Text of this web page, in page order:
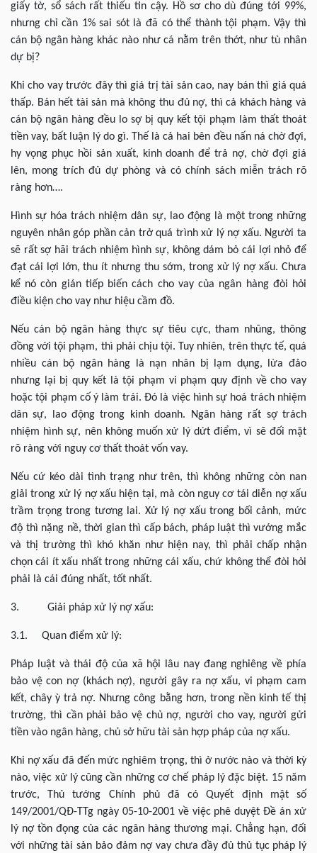
giấy tờ, sổ sách rất thiếu tin cậy. Hồ sơ cho dù đúng tới 99%,
nhưng chỉ cần 1% sai sót là đã có thể thành tội phạm. Vậy thì
cán bộ ngân hàng khác nào như cá nằm trên thớt, như tù nhân
dự bị?
Khi cho vay trước đây thì giá trị tài sản cao, nay bán thì giá quá
thấp. Bán hết tài sản mà không thu đủ nợ, thì cả khách hàng và
cán bộ ngân hàng đều lo sợ bị quy kết tội phạm làm thất thoát
tiền vay, bất luận lý do gì. Thế là cả hai bên đều nấn ná chờ đợi,
hy vọng phục hồi sản xuất, kinh doanh để trả nợ, chờ đợi giá
lên, mong trích đủ dự phòng và có chính sách miễn trách rõ
ràng hơn….
Hình sự hóa trách nhiệm dân sự, lao động là một trong những
nguyên nhân góp phần cản trở quá trình xử lý nợ xấu. Người ta
sẽ rất sợ hãi trách nhiệm hình sự, không dám bỏ cái lợi nhỏ để
đạt cái lợi lớn, thu ít nhưng thu sớm, trong xử lý nợ xấu. Chưa
kể nó còn gián tiếp biến cách cho vay của ngân hàng đòi hỏi
điều kiện cho vay như hiệu cầm đồ.
Nếu cán bộ ngân hàng thực sự tiêu cực, tham nhũng, thông
đồng với tội phạm, thì phải chịu tội. Tuy nhiên, trên thực tế, quá
nhiều cán bộ ngân hàng là nạn nhân bị lạm dụng, lừa đảo
nhưng lại bị quy kết là tội phạm vi phạm quy định về cho vay
hoặc tội phạm cố ý làm trái. Đó là việc hình sự hoá trách nhiệm
dân sự, lao động trong kinh doanh. Ngân hàng rất sợ trách
nhiệm hình sự, nên không muốn xử lý dứt điểm, vì sẽ đối mặt
rõ ràng với nguy cơ thất thoát vốn vay.
Nếu cứ kéo dài tình trạng như trên, thì không những còn nan
giải trong xử lý nợ xấu hiện tại, mà còn nguy cơ tái diễn nợ xấu
trầm trọng trong tương lai. Xử lý nợ xấu trong bối cảnh, mức
độ thì nặng nề, thời gian thì cấp bách, pháp luật thì vướng mắc
và thị trường thì khó khăn như hiện nay, thì phải chấp nhận
chọn cái ít xấu nhất trong những cái xấu, chứ không thể đòi hỏi
phải là cái đúng nhất, tốt nhất.
3. Giải pháp xử lý nợ xấu:
3.1. Quan điểm xử lý:
Pháp luật và thái độ của xã hội lâu nay đang nghiêng về phía
bảo vệ con nợ (khách nợ), người gây ra nợ xấu, vi phạm cam
kết, chây ỳ trả nợ. Nhưng công bằng hơn, trong nền kinh tế thị
trường, thì cần phải bảo vệ chủ nợ, người cho vay, người gửi
tiền vào ngân hàng, chủ sở hữu tài sản hợp pháp của nợ xấu.
Khi nợ xấu đã đến mức nghiêm trọng, thì ở nước nào và thời kỳ
nào, việc xử lý cũng cần những cơ chế pháp lý đặc biệt. 15 năm
trước, Thủ tướng Chính phủ đã có Quyết định mật số
149/2001/QĐ-TTg ngày 05-10-2001 về việc phê duyệt Đề án xử
lý nợ tồn đọng của các ngân hàng thương mại. Chẳng hạn, đối
với những tài sản bảo đảm nợ vay chưa đầy đủ thủ tục pháp lý